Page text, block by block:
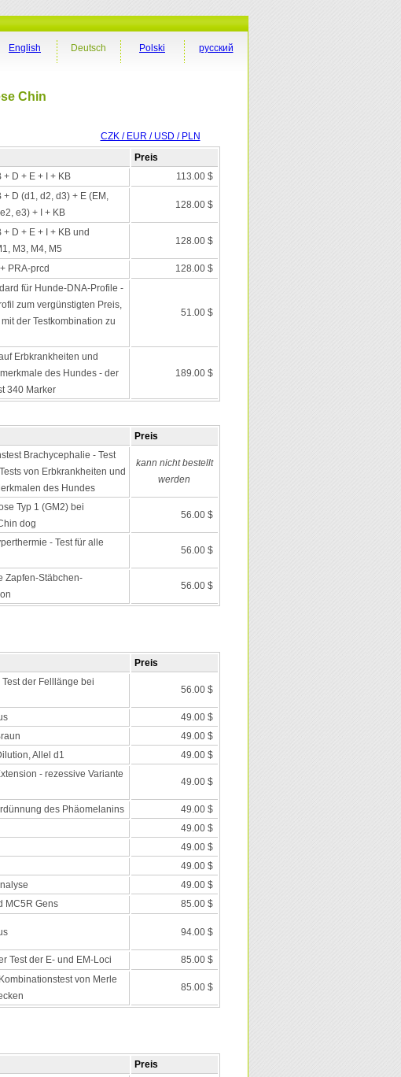
русский
Polski
Deutsch
English
Chin
CZK / EUR / USD / PLN
Preis
+ D + E + I + KB 113.00 $
+ D (d1, d2, d3) + E (EM,
e3) + I + KB
128.00 $
+ D + E + I + KB und
M3, M4, M5
128.00 $
PRA-prcd 128.00 $
für Hunde-DNA-Profile -
zum vergünstigten Preis,
der Testkombination zu
51.00 $
Erbkrankheiten und
des Hundes - der
340 Marker
189.00 $
Preis
Brachycephalie - Test
von Erbkrankheiten und
des Hundes
kann nicht bestellt
werden
Typ 1 (GM2) bei
dog
56.00 $
- Test für alle
56.00 $
Zapfen-Stäbchen-
56.00 $
Preis
der Felllänge bei
56.00 $
49.00 $
49.00 $
Allel d1 49.00 $
- rezessive Variante
49.00 $
des Phäomelanins
49.00 $
49.00 $
49.00 $
49.00 $
49.00 $
MC5R Gens 85.00 $
94.00 $
Test der E- und EM-Loci 85.00 $
von Merle
85.00 $
Preis